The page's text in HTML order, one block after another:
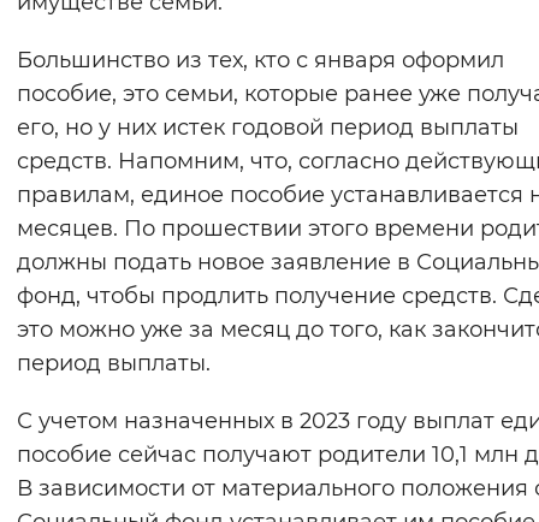
Звуковой ассистент
Воспроизвести Остановить
Вернуть стандартные настройки
Большинство из тех, кто с января оформил
пособие, это семьи, которые ранее уже
его, но у них истек годовой период выплаты
средств. Напомним, что, согласно
правилам, единое пособие устанавливается
месяцев. По прошествии этого времени
должны подать новое заявление в
фонд, чтобы продлить получение средств.
это можно уже за месяц до того, как
период выплаты.
С учетом назначенных в 2023 году выплат
пособие сейчас получают родители 10,1 млн
В зависимости от материального положения